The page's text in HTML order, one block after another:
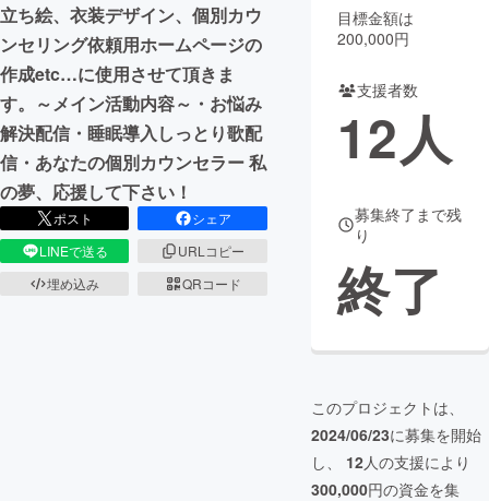
CAMPFIREふるさと納税machi-ya コミュニティ
立ち絵、衣装デザイン、個別カウ
ンセリング依頼用ホームページの
作成etc…に使用させて頂きま
す。～メイン活動内容～・お悩み
解決配信・睡眠導入しっとり歌配
信・あなたの個別カウンセラー 私
の夢、応援して下さい！
ポスト
シェア
LINEで送る
URLコピー
埋め込み
QRコード
目標金額は
200,000円
支援者数
12人
募集終了まで残
り
終了
このプロジェクトは、
2024/06/23に募集を開始
し、 12人の支援により
300,000円の資金を集